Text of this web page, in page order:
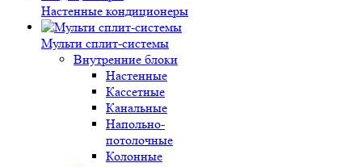
Настенные кондиционеры
Мульти сплит-системы
Внутренние блоки
Настенные
Кассетные
Канальные
Напольно-
потолочные
Колонные